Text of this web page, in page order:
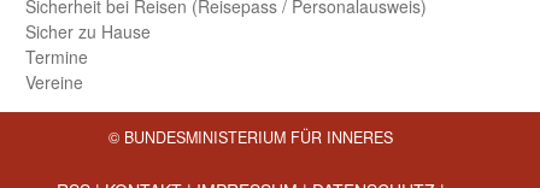
Sicherheit bei Reisen (Reise­pass / Personal­ausweis)
Sicher zu Hause
Termine
Vereine
© BUNDESMINISTERIUM FÜR INNERES